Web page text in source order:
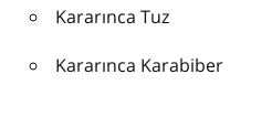
Kararınca Tuz
Kararınca Karabiber